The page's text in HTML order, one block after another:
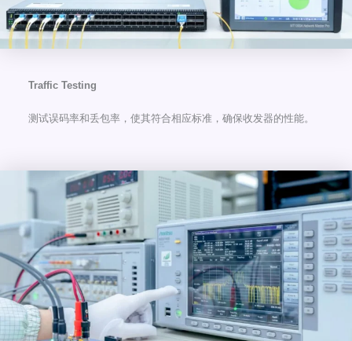
Traffic Testing
测试误码率和丢包率，使其符合相应标准，确保收发器的性能。